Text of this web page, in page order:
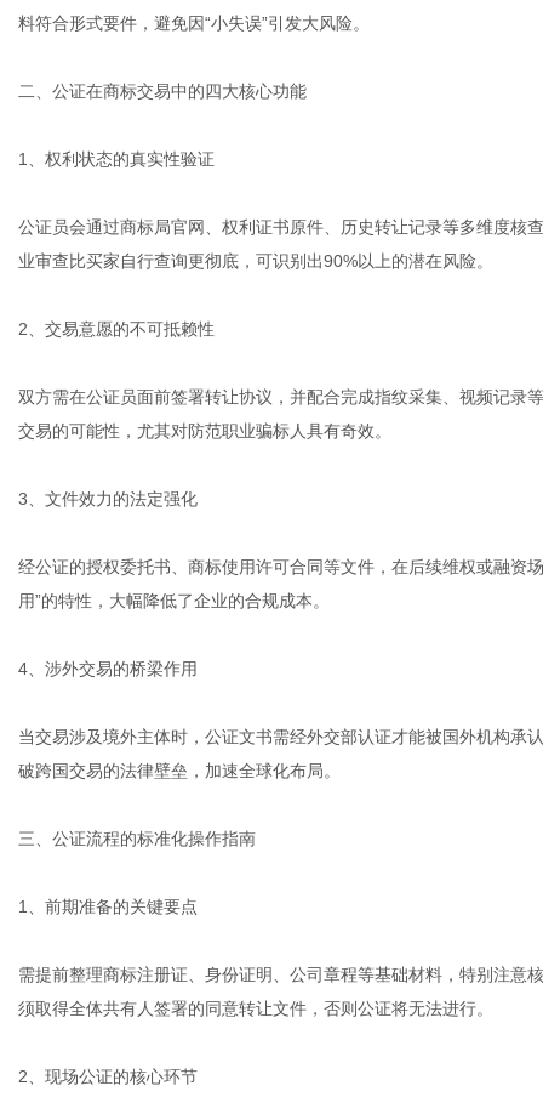
料符合形式要件，避免因“小失误”引发大风险。
二、公证在商标交易中的四大核心功能
1、权利状态的真实性验证
公证员会通过商标局官网、权利证书原件、历史转让记录等多维度核
业审查比买家自行查询更彻底，可识别出90%以上的潜在风险。
2、交易意愿的不可抵赖性
双方需在公证员面前签署转让协议，并配合完成指纹采集、视频记录
交易的可能性，尤其对防范职业骗标人具有奇效。
3、文件效力的法定强化
经公证的授权委托书、商标使用许可合同等文件，在后续维权或融资
用”的特性，大幅降低了企业的合规成本。
4、涉外交易的桥梁作用
当交易涉及境外主体时，公证文书需经外交部认证才能被国外机构承
破跨国交易的法律壁垒，加速全球化布局。
三、公证流程的标准化操作指南
1、前期准备的关键要点
需提前整理商标注册证、身份证明、公司章程等基础材料，特别注意
须取得全体共有人签署的同意转让文件，否则公证将无法进行。
2、现场公证的核心环节